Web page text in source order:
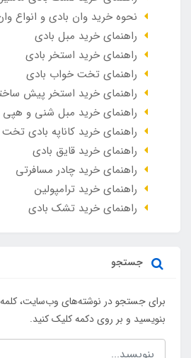
نحوه خرید وان بادی و انواع
راهنمای خرید مبل بادی
راهنمای خرید استخر بادی
راهنمای تخت خواب بادی
راهنمای خرید استخر پیش
راهنمای خرید مبل شنی و
راهنمای خرید کاناپه بادی
راهنمای خرید قایق بادی
راهنمای خرید چادر مسافرتی
راهنمای خرید ترامپولین
راهنمای خرید تشک بادی
جستجو
برای جستجو در نوشته‌های وب‌سایت،
بنویسید و بر روی دکمه کلیک کنید.